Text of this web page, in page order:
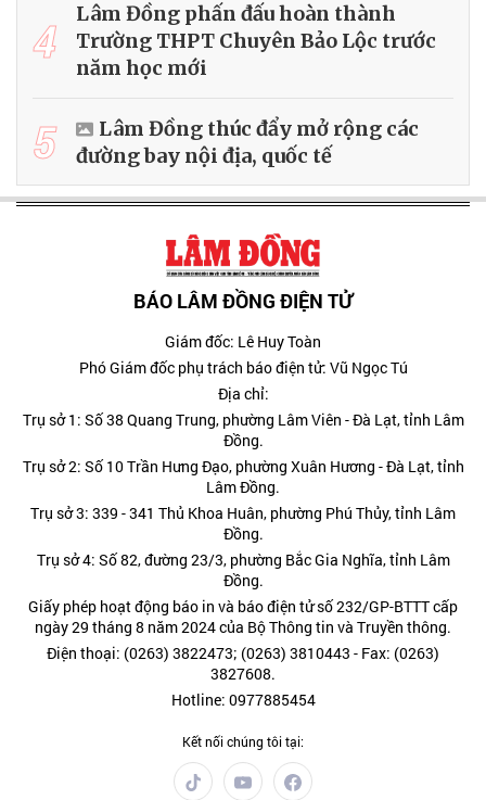
4
Lâm Đồng phấn đấu hoàn thành
Trường THPT Chuyên Bảo Lộc trước
năm học mới
5
Lâm Đồng thúc đẩy mở rộng các
đường bay nội địa, quốc tế
BÁO LÂM ĐỒNG ĐIỆN TỬ
Giám đốc: Lê Huy Toàn
Phó Giám đốc phụ trách báo điện tử: Vũ Ngọc Tú
Địa chỉ:
Trụ sở 1: Số 38 Quang Trung, phường Lâm Viên - Đà Lạt, tỉnh Lâm
Đồng.
Trụ sở 2: Số 10 Trần Hưng Đạo, phường Xuân Hương - Đà Lạt, tỉnh
Lâm Đồng.
Trụ sở 3: 339 - 341 Thủ Khoa Huân, phường Phú Thủy, tỉnh Lâm
Đồng.
Trụ sở 4: Số 82, đường 23/3, phường Bắc Gia Nghĩa, tỉnh Lâm
Đồng.
Giấy phép hoạt động báo in và báo điện tử số 232/GP-BTTT cấp
ngày 29 tháng 8 năm 2024 của Bộ Thông tin và Truyền thông.
Điện thoại: (0263) 3822473; (0263) 3810443 - Fax: (0263)
3827608.
Hotline: 0977885454
Kết nối chúng tôi tại: